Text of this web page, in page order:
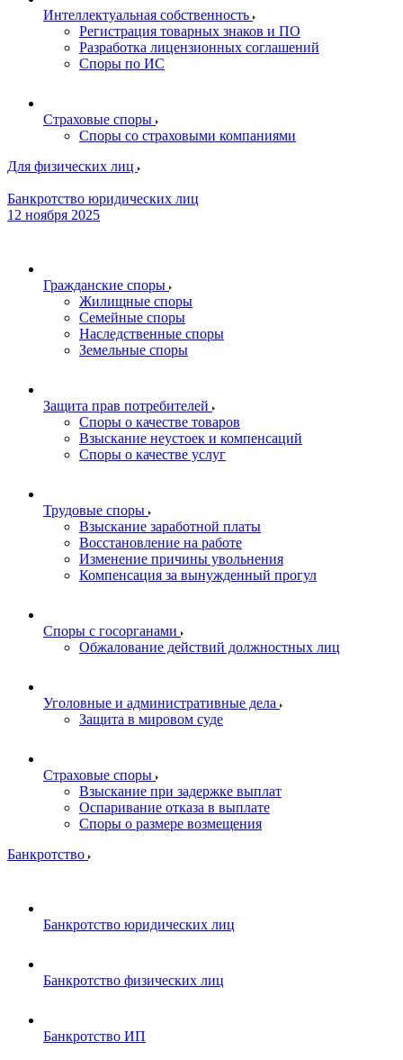
Интеллектуальная собственность
Регистрация товарных знаков и ПО
Разработка лицензионных соглашений
Споры по ИС
Страховые споры
Споры со страховыми компаниями
Для физических лиц
Банкротство юридических лиц
12 ноября 2025
Гражданские споры
Жилищные споры
Семейные споры
Наследственные споры
Земельные споры
Защита прав потребителей
Споры о качестве товаров
Взыскание неустоек и компенсаций
Споры о качестве услуг
Трудовые споры
Взыскание заработной платы
Восстановление на работе
Изменение причины увольнения
Компенсация за вынужденный прогул
Споры с госорганами
Обжалование действий должностных лиц
Уголовные и административные дела
Защита в мировом суде
Страховые споры
Взыскание при задержке выплат
Оспаривание отказа в выплате
Споры о размере возмещения
Банкротство
Банкротство юридических лиц
Банкротство физических лиц
Банкротство ИП